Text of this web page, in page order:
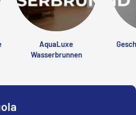
AquaLuxe
Wasserbrunnen